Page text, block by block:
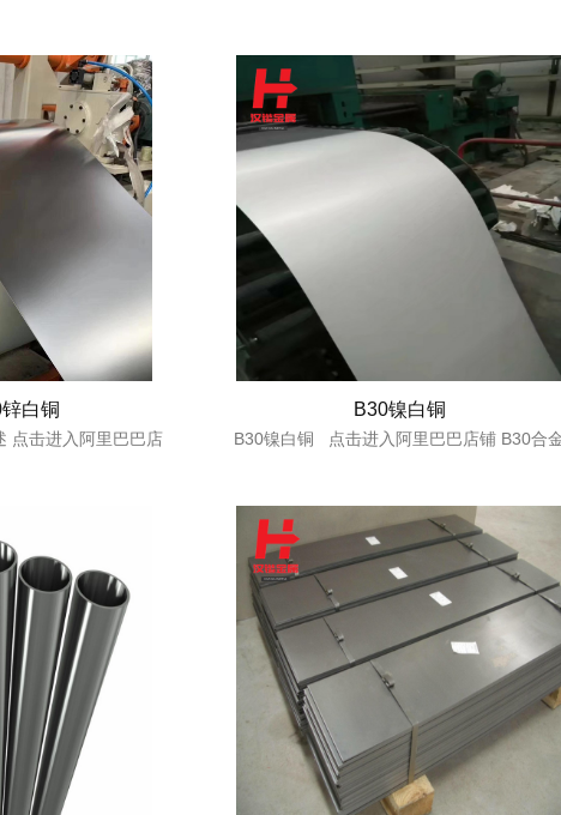
白铜
点击进入阿里巴巴店
B30镍白铜
B30镍白铜 点击进入阿里巴巴店铺 B30合